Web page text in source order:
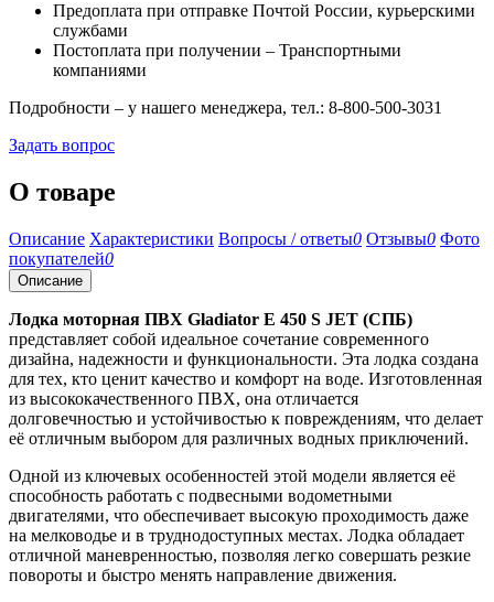
Предоплата при отправке Почтой России, курьерскими
службами
Постоплата при получении – Транспортными
компаниями
Подробности – у нашего менеджера, тел.: 8-800-500-3031
Задать вопрос
О товаре
Описание Характеристики Вопросы / ответы0 Отзывы0 Фото
покупателей0
Описание
Лодка моторная ПВХ Gladiator E 450 S JET (СПБ)
представляет собой идеальное сочетание современного
дизайна, надежности и функциональности. Эта лодка создана
для тех, кто ценит качество и комфорт на воде. Изготовленная
из высококачественного ПВХ, она отличается
долговечностью и устойчивостью к повреждениям, что делает
её отличным выбором для различных водных приключений.
Одной из ключевых особенностей этой модели является её
способность работать с подвесными водометными
двигателями, что обеспечивает высокую проходимость даже
на мелководье и в труднодоступных местах. Лодка обладает
отличной маневренностью, позволяя легко совершать резкие
повороты и быстро менять направление движения.